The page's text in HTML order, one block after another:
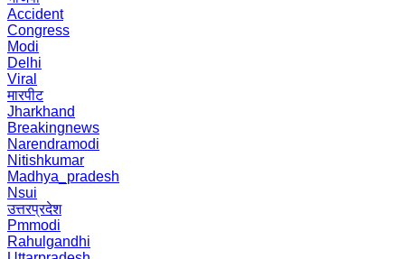
Accident
Congress
Modi
Delhi
Viral
मारपीट
Jharkhand
Breakingnews
Narendramodi
Nitishkumar
Madhya_pradesh
Nsui
उत्तरप्रदेश
Pmmodi
Rahulgandhi